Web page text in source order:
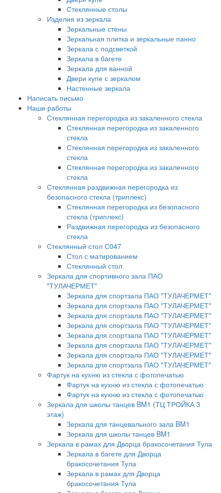
Стеклянные столы
Изделия из зеркала
Зеркальные стены
Зеркальная плитка и зеркальные панно
Зеркала с подсветкой
Зеркала в багете
Зеркала для ванной
Двери купе с зеркалом
Настенные зеркала
Написать письмо
Наши работы
Стеклянная перегородка из закаленного стекла
Стеклянная перегородка из закаленного
стекла
Стеклянная перегородка из закаленного
стекла
Стеклянная перегородка из закаленного
стекла
Стеклянная раздвижная перегородка из
безопасного стекла (триплекс)
Стеклянная перегородка из безопасного
стекла (триплекс)
Раздвижная перегородка из безопасного
стекла
Стеклянный стол С047
Стол с матированием
Стеклянный стол
Зеркала для спортивного зала ПАО
"ТУЛАЧЕРМЕТ"
Зеркала для спортзала ПАО "ТУЛАЧЕРМЕТ"
Зеркала для спортзала ПАО "ТУЛАЧЕРМЕТ"
Зеркала для спортзала ПАО "ТУЛАЧЕРМЕТ"
Зеркала для спортзала ПАО "ТУЛАЧЕРМЕТ"
Зеркала для спортзала ПАО "ТУЛАЧЕРМЕТ"
Зеркала для спортзала ПАО "ТУЛАЧЕРМЕТ"
Зеркала для спортзала ПАО "ТУЛАЧЕРМЕТ"
Зеркала для спортзала ПАО "ТУЛАЧЕРМЕТ"
Фартук на кухню из стекла с фотопечатью
Фартук на кухню из стекла с фотопечатью
Фартук на кухню из стекла с фотопечатью
Зеркала для школы танцев BM1 (ТЦ ТРОЙКА 3
этаж)
Зеркала для танцевального зала BM1
Зеркала для школы танцев BM1
Зеркала в рамах для Дворца бракосочетания Тула
Зеркала в багете для Дворца
бракосочетания Тула
Зеркала в рамах для Дворца
бракосочетания Тула